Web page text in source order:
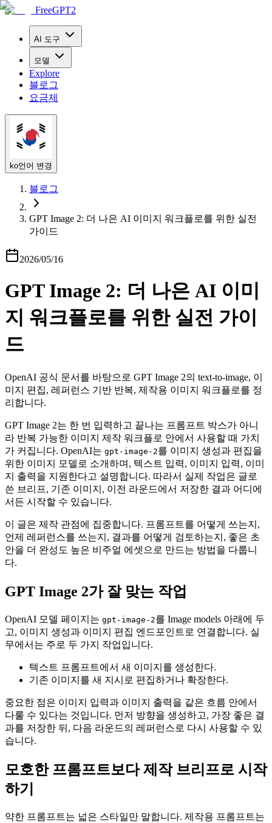
FreeGPT2
AI 도구
모델
Explore
블로그
요금제
ko언어 변경
블로그
GPT Image 2: 더 나은 AI 이미지 워크플로를 위한 실전
가이드
2026/05/16
GPT Image 2: 더 나은 AI 이미
지 워크플로를 위한 실전 가이
드
OpenAI 공식 문서를 바탕으로 GPT Image 2의 text-to-image, 이
미지 편집, 레퍼런스 기반 반복, 제작용 이미지 워크플로를 정
리합니다.
GPT Image 2는 한 번 입력하고 끝나는 프롬프트 박스가 아니
라 반복 가능한 이미지 제작 워크플로 안에서 사용할 때 가치
가 커집니다. OpenAI는 gpt-image-2를 이미지 생성과 편집을
위한 이미지 모델로 소개하며, 텍스트 입력, 이미지 입력, 이미
지 출력을 지원한다고 설명합니다. 따라서 실제 작업은 글로
쓴 브리프, 기존 이미지, 이전 라운드에서 저장한 결과 어디에
서든 시작할 수 있습니다.
이 글은 제작 관점에 집중합니다. 프롬프트를 어떻게 쓰는지,
언제 레퍼런스를 쓰는지, 결과를 어떻게 검토하는지, 좋은 초
안을 더 완성도 높은 비주얼 에셋으로 만드는 방법을 다룹니
다.
GPT Image 2가 잘 맞는 작업
OpenAI 모델 페이지는 gpt-image-2를 Image models 아래에 두
고, 이미지 생성과 이미지 편집 엔드포인트로 연결합니다. 실
무에서는 주로 두 가지 작업입니다.
텍스트 프롬프트에서 새 이미지를 생성한다.
기존 이미지를 새 지시로 편집하거나 확장한다.
중요한 점은 이미지 입력과 이미지 출력을 같은 흐름 안에서
다룰 수 있다는 것입니다. 먼저 방향을 생성하고, 가장 좋은 결
과를 저장한 뒤, 다음 라운드의 레퍼런스로 다시 사용할 수 있
습니다.
모호한 프롬프트보다 제작 브리프로 시작
하기
약한 프롬프트는 넓은 스타일만 말합니다. 제작용 프롬프트는